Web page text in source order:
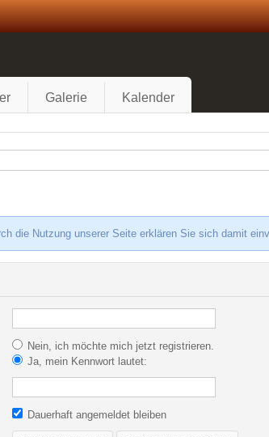
Galerie Kalender
die Nutzung unserer Seite erklären Sie sich damit
Nein, ich möchte mich jetzt registrieren.
Ja, mein Kennwort lautet:
Dauerhaft angemeldet bleiben